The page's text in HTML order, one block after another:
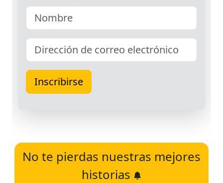
No te pierdas nuestras mejores
historias